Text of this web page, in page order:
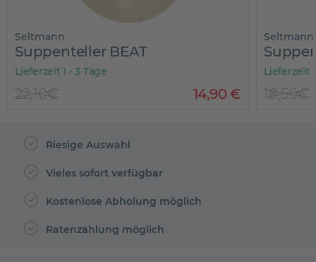
Seltmann
Suppenteller BEAT
Lieferzeit 1 - 3 Tage
14,90€
22,10€
Seltmann
Lieferzeit
18,50€
Riesige Auswahl
Vieles sofort verfügbar
Kostenlose Abholung möglich
Ratenzahlung möglich